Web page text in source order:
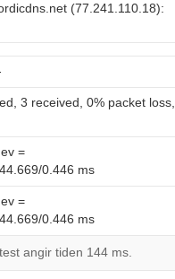
(77.241.110.18):
3 received, 0% packet loss,
=
0.446 ms
=
0.446 ms
angir tiden 144 ms.